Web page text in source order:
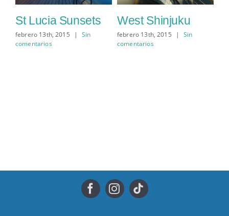
St Lucia Sunsets
febrero 13th, 2015 |
Sin
comentarios
West Shinjuku
febrero 13th, 2015 |
Sin
comentarios